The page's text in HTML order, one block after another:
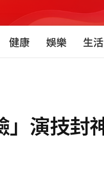
健康 娛樂 生活
演技封